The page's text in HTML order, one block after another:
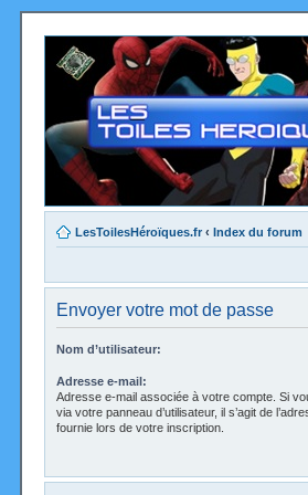
LesToilesHéroïques.fr ‹ Index du forum
Envoyer votre mot de passe
Nom d’utilisateur:
Adresse e-mail:
Adresse e-mail associée à votre compte. Si
via votre panneau d’utilisateur, il s’agit de
fournie lors de votre inscription.